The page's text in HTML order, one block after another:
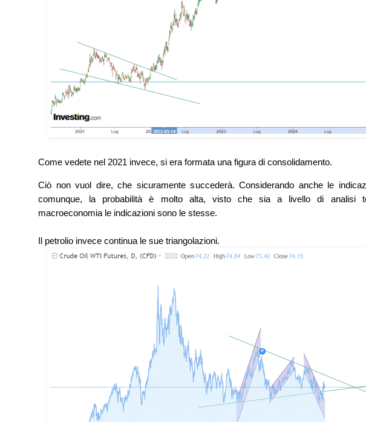
Come vedete nel 2021 invece, si era formata una figura di consolidamento.
Ciò non vuol dire, che sicuramente succederà. Considerando anche le
comunque, la probabilità è molto alta, visto che sia a livello di analisi
macroeconomia le indicazioni sono le stesse.
Il petrolio invece continua le sue triangolazioni.